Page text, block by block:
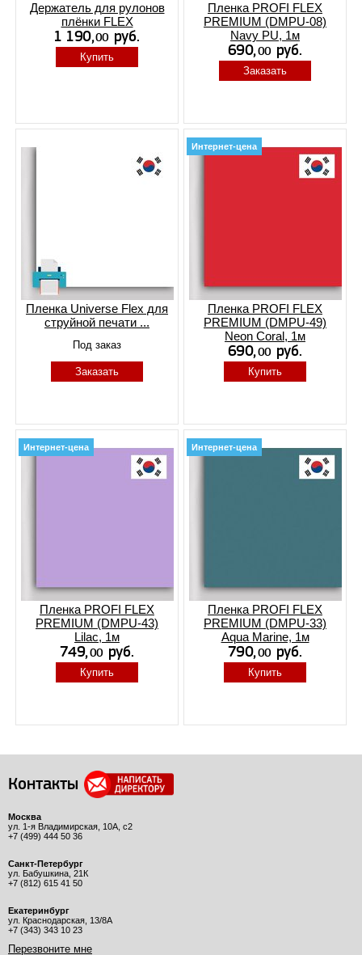
Держатель для рулонов
плёнки FLEX
Купить
Пленка PROFI FLEX
PREMIUM (DMPU-08)
Navy PU, 1м
Заказать
Пленка Universe Flex для
струйной печати ...
Под заказ
Заказать
Интернет-цена
Пленка PROFI FLEX
PREMIUM (DMPU-49)
Neon Coral, 1м
Купить
Интернет-цена
Пленка PROFI FLEX
PREMIUM (DMPU-43)
Lilac, 1м
Купить
Интернет-цена
Пленка PROFI FLEX
PREMIUM (DMPU-33)
Aqua Marine, 1м
Купить
Контакты
Москва
ул. 1-я Владимирская, 10А, с2
+7 (499) 444 50 36
Санкт-Петербург
ул. Бабушкина, 21К
+7 (812) 615 41 50
Екатеринбург
ул. Краснодарская, 13/8А
+7 (343) 343 10 23
Перезвоните мне